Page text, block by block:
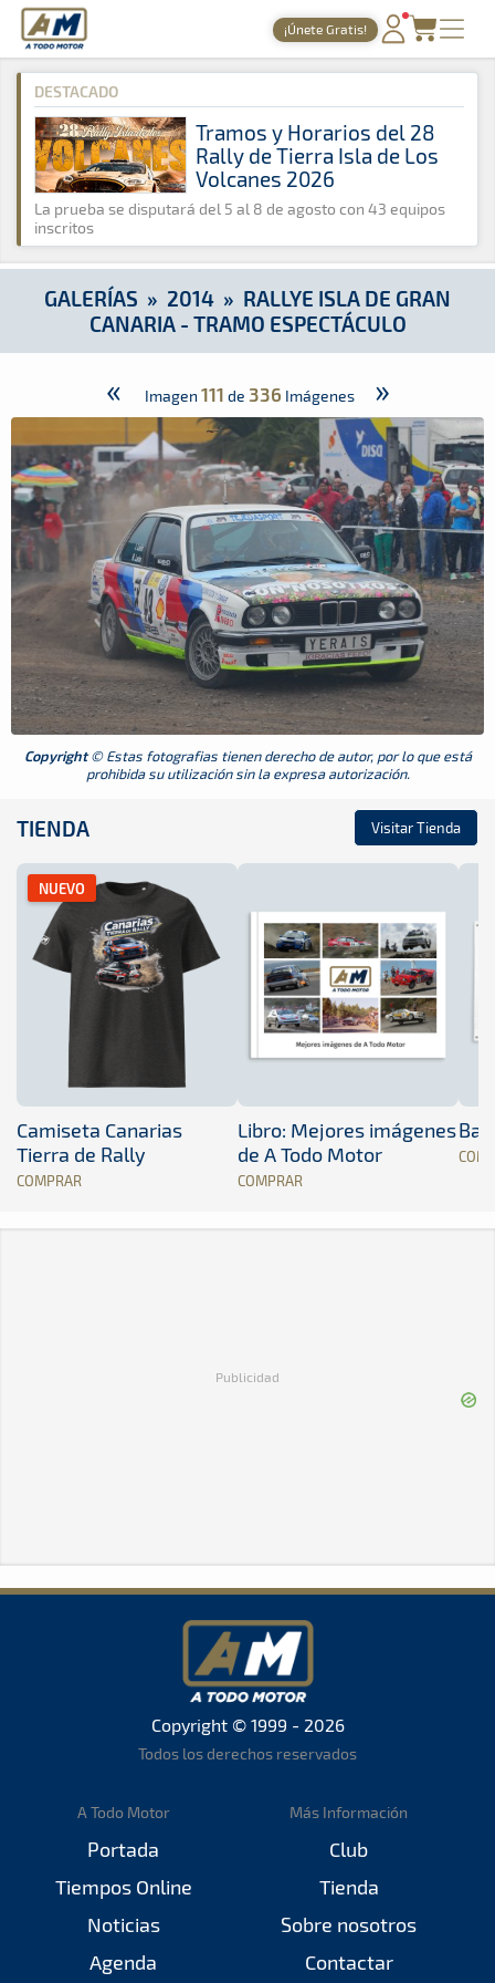
A Todo Motor · Revista del motor desde 1999
¡Únete Gratis!
PORTADA
TIEMPOS ONLINE
NOTICIAS
AGENDA
GALERÍAS
TIENDA
ARCHIVO
A Todo Motor » Galerías » 2014 » Rallye Isla de Gran Canaria
DESTACADO
Tramos y Horarios del 28
Rally de Tierra Isla de Los
Volcanes 2026
La prueba se disputará del 5 al 8 de agosto con 43 equipos
inscritos
GALERÍAS » 2014 » RALLYE ISLA DE GRAN
CANARIA - TRAMO ESPECTÁCULO
« Imagen 111 de 336 Imágenes »
Copyright© Estas fotografias tienen derecho de autor, por lo que está
prohibida su utilización sin la expresa autorización.
TIENDA Visitar Tienda
NUEVO
Camiseta Canarias
Tierra de Rally
COMPRAR
Libro: Mejores imágenes
de A Todo Motor
COMPRAR
Publicidad
Copyright © 1999 - 2026
Todos los derechos reservados
A Todo Motor
Portada
Tiempos Online
Noticias
Agenda
Más Información
Club
Tienda
Sobre nosotros
Contactar